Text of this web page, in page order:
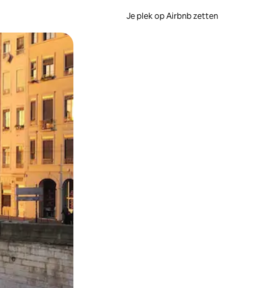
Je plek op Airbnb zetten
te tikken of swipen.